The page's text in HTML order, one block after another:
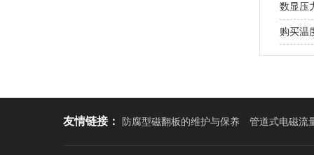
数显压
购买温
友情链接： 防腐型磁翻板的维护与保养 管道式电磁流